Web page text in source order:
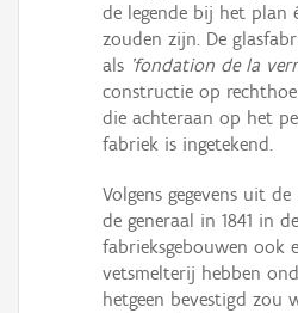
de legende bij het plan
zouden zijn. De
als 'fondation de la
constructie op
die achteraan op het
fabriek is ingetekend.
Volgens gegevens uit
de generaal in 1841 in de
fabrieksgebouwen ook
vetsmelterij hebben
hetgeen bevestigd zou